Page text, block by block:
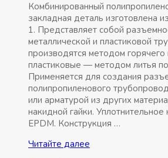
Комбинированный
закладная деталь изготовлена
1. Представляет собой
металлической и пластиковой
производятся методом горячего
пластиковые — методом литья
Применяется для создания
полипропиленового
или арматурой из других
накидной гайки.
EPDM. Конструкция …
Американка
Читайте далее